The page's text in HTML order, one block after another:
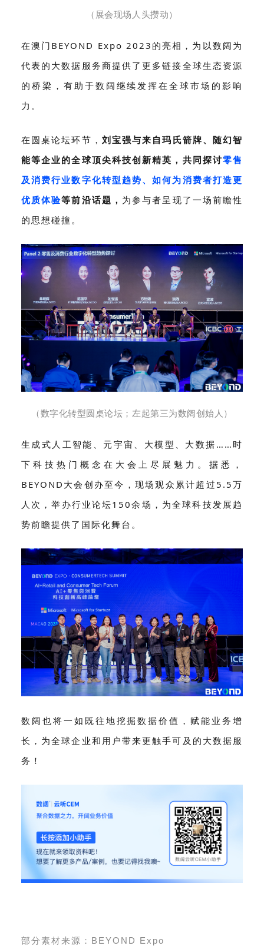
（展会现场人头攒动）
在澳门BEYOND Expo 2023的亮相，为以数阔为
代表的大数据服务商提供了更多链接全球生态资源
的桥梁，有助于数阔继续发挥在全球市场的影响
力。
在圆桌论坛环节， 刘宝强与来自玛氏箭牌、随幻智
能等企业的全球顶尖科技创新精英，共同探讨零售
及消费行业数字化转型趋势、如何为消费者打造更
优质体验等前沿话题， 为参与者呈现了一场前瞻性
的思想碰撞。
（数字化转型圆桌论坛；左起第三为数阔创始人）
生成式人工智能、元宇宙、大模型、大数据……时
下科技热门概念在大会上尽展魅力。据悉，
BEYOND大会创办至今，现场观众累计超过5.5万
人次，举办行业论坛150余场，为全球科技发展趋
势前瞻提供了国际化舞台。
数阔也将一如既往地挖掘数据价值，赋能业务增
长，为全球企业和用户带来更触手可及的大数据服
务！
部分素材来源：BEYOND Expo